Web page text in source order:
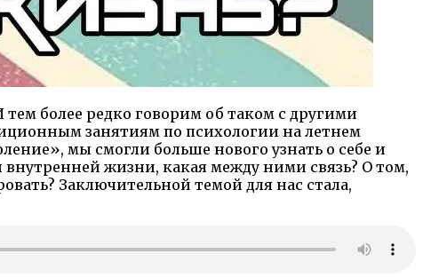
более редко говорим об таком с другими
занятиям по психологии на летнем
мы смогли больше нового узнать о себе и
внутренней жизни, какая между ними связь? О том,
Заключительной темой для нас стала,